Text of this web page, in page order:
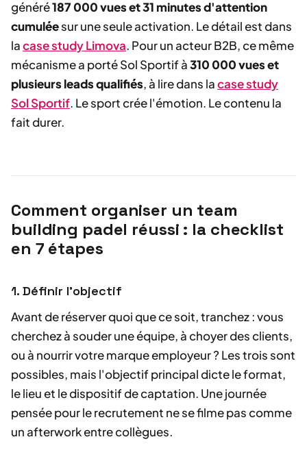
généré187 000 vues et 31 minutes d'attention
cumuléesur une seule activation. Le détail est dans
lacase study Limova. Pour un acteur B2B, ce même
mécanisme a porté Sol Sportif à310 000 vues et
plusieurs leads qualifiés, à lire dans lacase study
Sol Sportif. Le sport crée l'émotion. Le contenu la
fait durer.
Comment organiser un team
building padel réussi : la checklist
en 7 étapes
1. Définir l'objectif
Avant de réserver quoi que ce soit, tranchez : vous
cherchez à souder une équipe, à choyer des clients,
ou à nourrir votre marque employeur ? Les trois sont
possibles, mais l'objectif principal dicte le format,
le lieu et le dispositif de captation. Une journée
pensée pour le recrutement ne se filme pas comme
un afterwork entre collègues.